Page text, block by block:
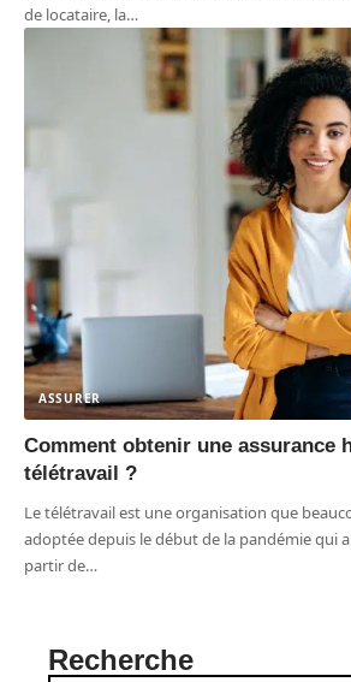
de locataire, la…
ASSURER
Comment obtenir une assurance
télétravail ?
Le télétravail est une organisation que
adoptée depuis le début de la pandémie qui
partir de…
Recherche